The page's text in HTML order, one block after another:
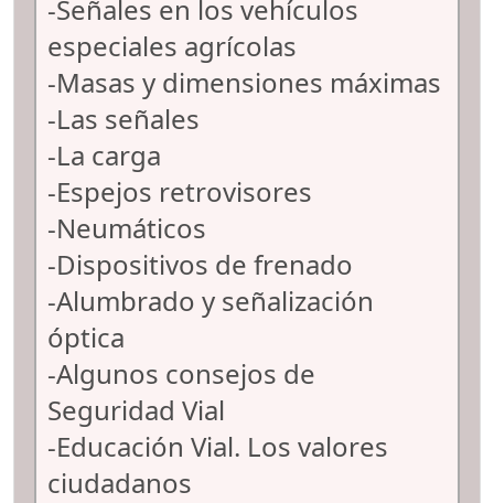
-Señales en los vehículos
especiales agrícolas
-Masas y dimensiones máximas
-Las señales
-La carga
-Espejos retrovisores
-Neumáticos
-Dispositivos de frenado
-Alumbrado y señalización
óptica
-Algunos consejos de
Seguridad Vial
-Educación Vial. Los valores
ciudadanos